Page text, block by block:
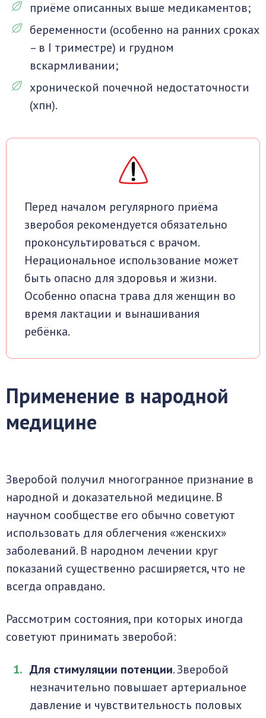
приёме описанных выше медикаментов;
беременности (особенно на ранних сроках
– в I триместре) и грудном
вскармливании;
хронической почечной недостаточности
(хпн).
Перед началом регулярного приёма
зверобоя рекомендуется обязательно
проконсультироваться с врачом.
Нерациональное использование может
быть опасно для здоровья и жизни.
Особенно опасна трава для женщин во
время лактации и вынашивания
ребёнка.
Применение в народной
медицине
Зверобой получил многогранное признание в
народной и доказательной медицине. В
научном сообществе его обычно советуют
использовать для облегчения «женских»
заболеваний. В народном лечении круг
показаний существенно расширяется, что не
всегда оправдано.
Рассмотрим состояния, при которых иногда
советуют принимать зверобой:
Для стимуляции потенции. Зверобой
незначительно повышает артериальное
давление и чувствительность половых